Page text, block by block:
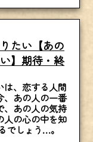
たい【あの
】期待・終
は、恋する人間
、あの人の一番
あの人の気持
の心の中を知
でしょう…。